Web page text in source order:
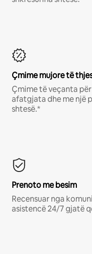
Çmime mujore të
Çmime të veçanta
afatgjata dhe me një
shtesë.*
Prenoto me besim
Recensuar nga
asistencë 24/7 gjatë